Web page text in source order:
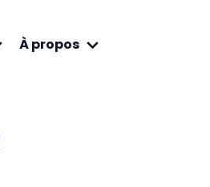
À propos